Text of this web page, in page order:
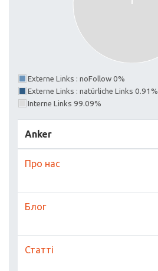
Externe Links : noFollow 0%
Externe Links : natürliche Links 0.91%
Interne Links 99.09%
Anker
Про нас
Блог
Статті